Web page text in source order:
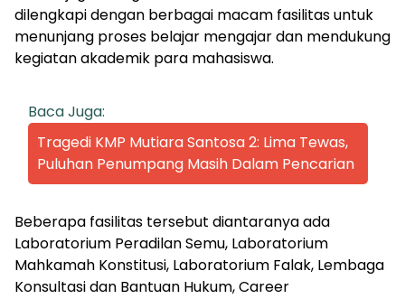
dilengkapi dengan berbagai macam fasilitas untuk
menunjang proses belajar mengajar dan mendukung
kegiatan akademik para mahasiswa.
Baca Juga:
Tragedi KMP Mutiara Santosa 2: Lima Tewas,
Puluhan Penumpang Masih Dalam Pencarian
Beberapa fasilitas tersebut diantaranya ada
Laboratorium Peradilan Semu, Laboratorium
Mahkamah Konstitusi, Laboratorium Falak, Lembaga
Konsultasi dan Bantuan Hukum, Career